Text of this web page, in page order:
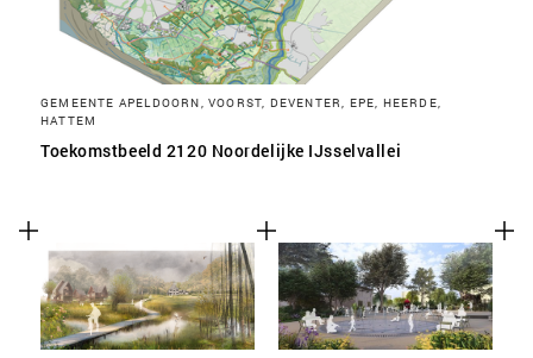
GEMEENTE APELDOORN, VOORST, DEVENTER, EPE, HEERDE,
HATTEM
Toekomstbeeld 2120 Noordelijke IJsselvallei